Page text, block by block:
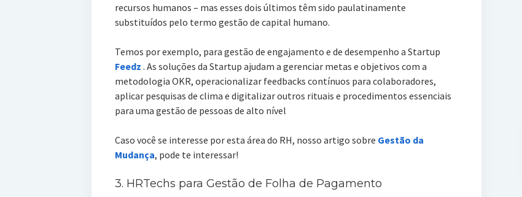
recursos humanos – mas esses dois últimos têm sido paulatinamente
substituídos pelo termo gestão de capital humano.
Temos por exemplo, para gestão de engajamento e de desempenho a Startup
Feedz . As soluções da Startup ajudam a gerenciar metas e objetivos com a
metodologia OKR, operacionalizar feedbacks contínuos para colaboradores,
aplicar pesquisas de clima e digitalizar outros rituais e procedimentos essenciais
para uma gestão de pessoas de alto nível
Caso você se interesse por esta área do RH, nosso artigo sobre Gestão da
Mudança, pode te interessar!
3. HRTechs para Gestão de Folha de Pagamento